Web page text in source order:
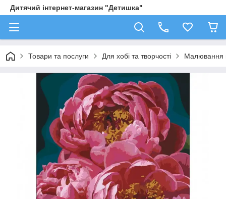
Дитячий інтернет-магазин "Детишка"
Товари та послуги Для хобі та творчості Малювання